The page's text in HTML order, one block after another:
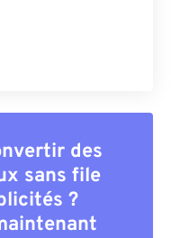
des
sans file
?